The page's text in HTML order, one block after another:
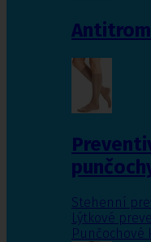
Stehenní
Lýtkové